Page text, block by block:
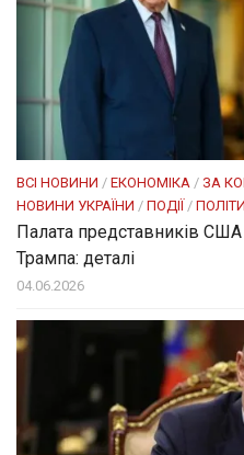
ВСІ НОВИНИ / ЕКОНОМІКА / ЗА
НОВИНИ УКРАЇНИ / ПОДІЇ /
Палата представників
Трампа: деталі
04.06.2026